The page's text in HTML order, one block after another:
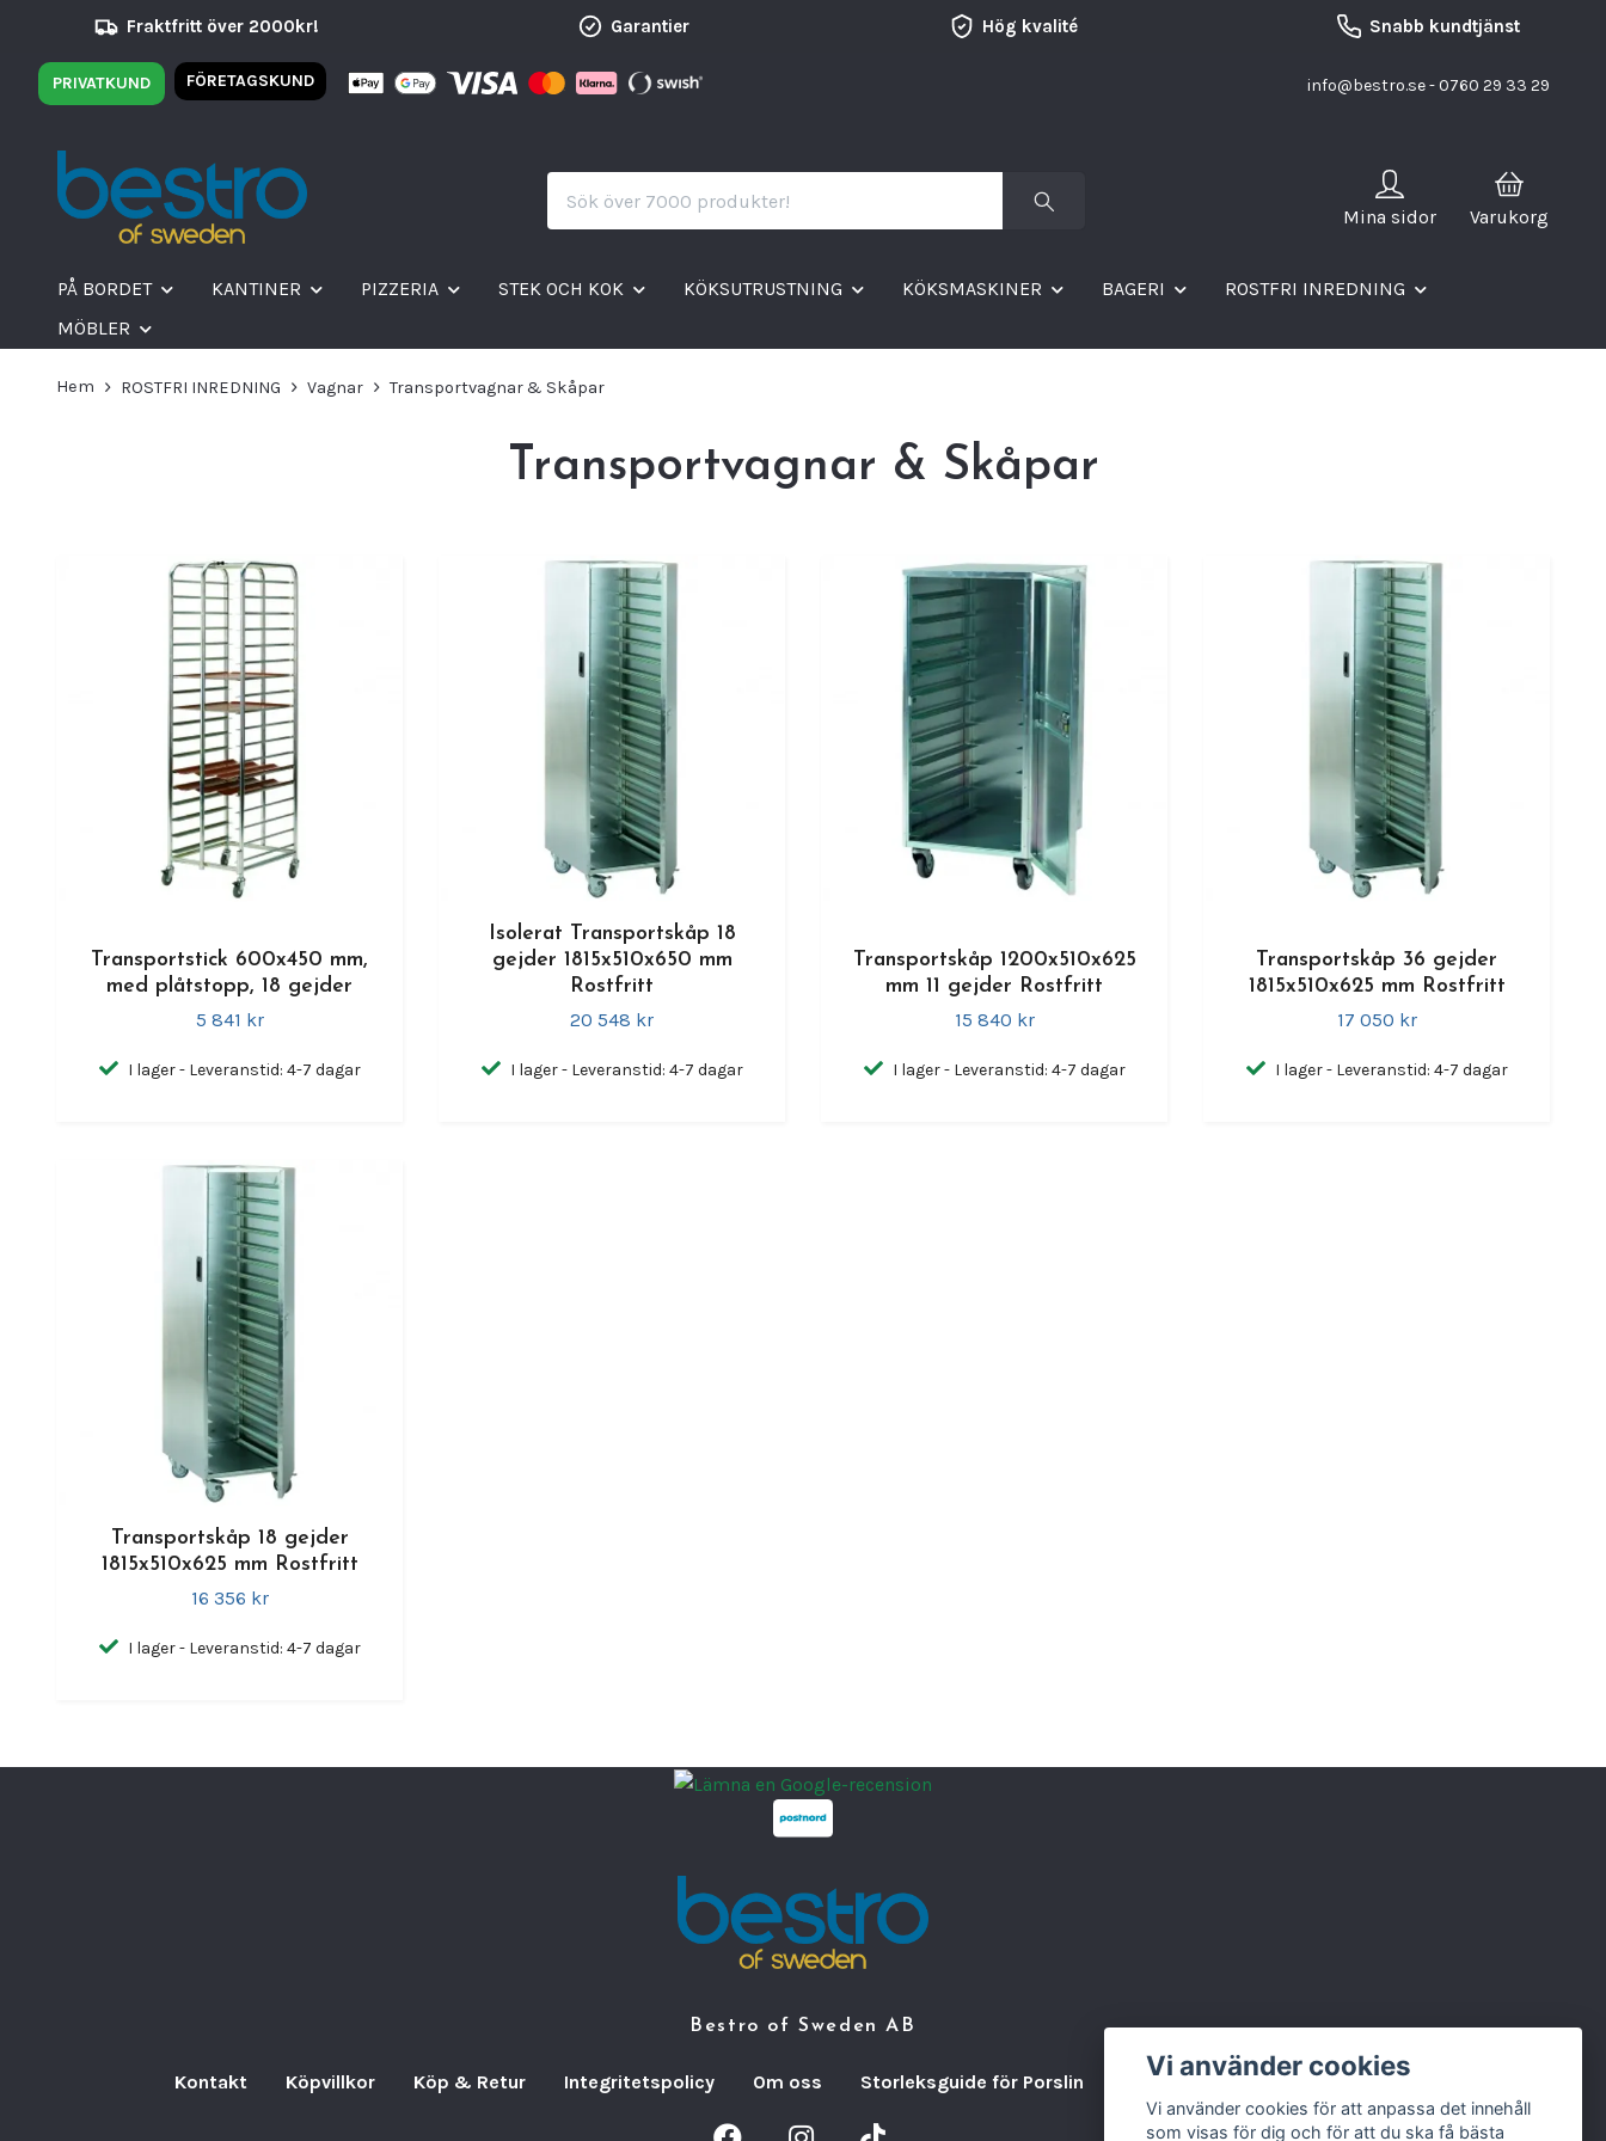
Fraktfritt över 2000kr! Garantier Hög kvalité Snabb kundtjänst
PRIVATKUND FÖRETAGSKUND info@bestro.se- 0760 29 33 29
Mina sidor Varukorg
PÅ BORDET KANTINER PIZZERIA STEK OCH KOK KÖKSUTRUSTNING KÖKSMASKINER BAGERI
ROSTFRI INREDNING
MÖBLER
Hem ROSTFRI INREDNING Vagnar Transportvagnar & Skåpar
Transportvagnar & Skåpar
Transportstick 600x450 mm,
med plåtstopp, 18 gejder
5 841 kr
I lager - Leveranstid: 4-7 dagar
Isolerat Transportskåp 18
gejder 1815x510x650 mm
Rostfritt
20 548 kr
I lager - Leveranstid: 4-7 dagar
Transportskåp 1200x510x625
mm 11 gejder Rostfritt
15 840 kr
I lager - Leveranstid: 4-7 dagar
Transportskåp 36 gejder
1815x510x625 mm Rostfritt
17 050 kr
I lager - Leveranstid: 4-7 dagar
Transportskåp 18 gejder
1815x510x625 mm Rostfritt
16 356 kr
I lager - Leveranstid: 4-7 dagar
Bestro of Sweden AB
Kontakt Köpvillkor Köp & Retur Integritetspolicy Om oss Storleksguide för Porslin Varumärken & Partners BLOGG
Vi använder cookies
Vi använder cookies för att anpassa det innehåll
som visas för dig och för att du ska få bästa